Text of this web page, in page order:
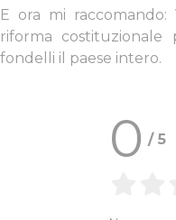
E ora mi
riforma
fondelli il paese intero.
0 /5